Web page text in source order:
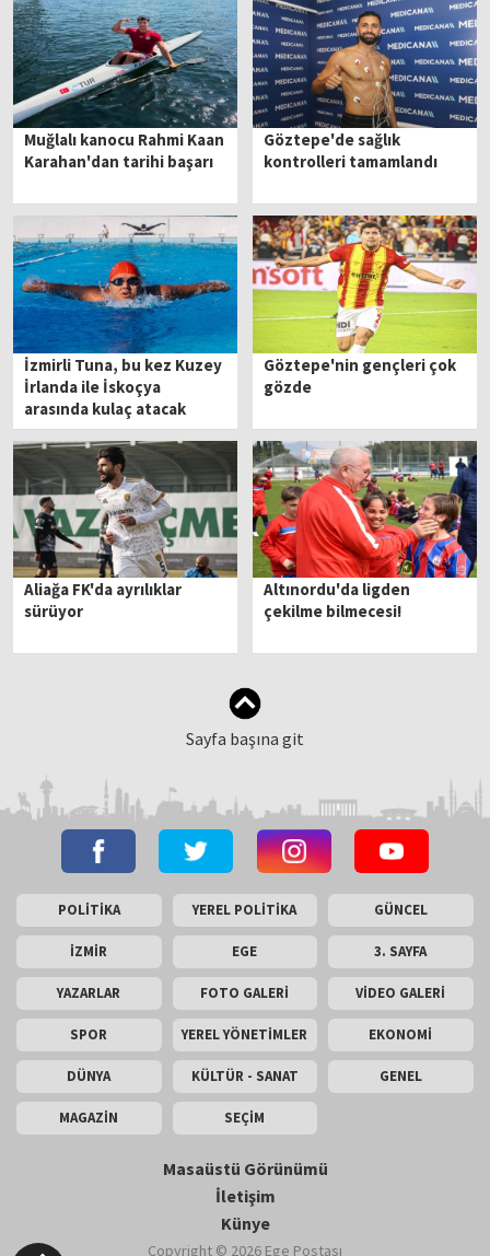
Muğlalı kanocu Rahmi Kaan
Karahan'dan tarihi başarı
Göztepe'de sağlık
kontrolleri tamamlandı
İzmirli Tuna, bu kez Kuzey
İrlanda ile İskoçya
arasında kulaç atacak
Göztepe'nin gençleri çok
gözde
Aliağa FK'da ayrılıklar
sürüyor
Altınordu'da ligden
çekilme bilmecesi!
Sayfa başına git
POLİTİKA YEREL POLİTİKA GÜNCEL
İZMİR EGE 3. SAYFA
YAZARLAR FOTO GALERİ VİDEO GALERİ
SPOR YEREL YÖNETİMLER EKONOMİ
DÜNYA KÜLTÜR - SANAT GENEL
MAGAZİN SEÇİM
Masaüstü Görünümü
İletişim
Künye
Copyright © 2026 Ege Postası